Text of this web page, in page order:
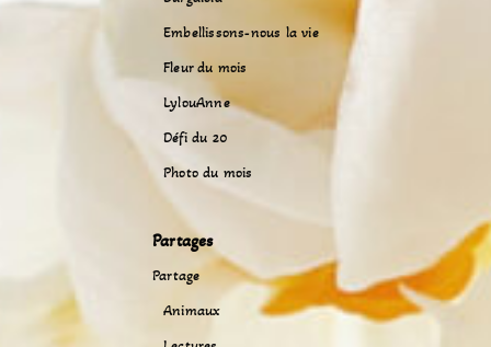
Embellissons-nous la vie
Fleur du mois
LylouAnne
Défi du 20
Photo du mois
Partages
Partage
Animaux